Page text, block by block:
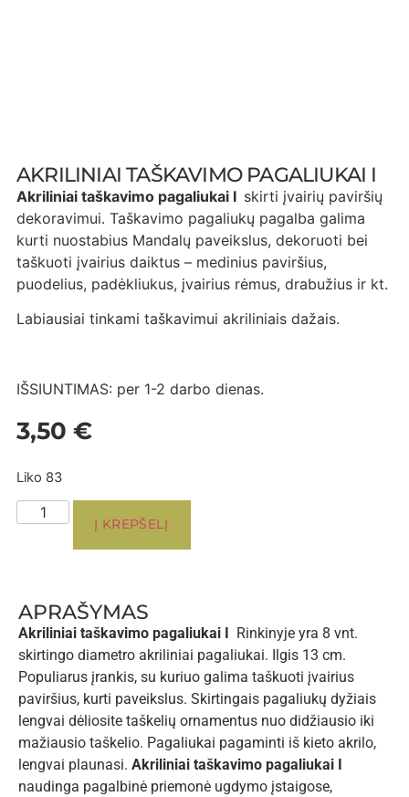
AKRILINIAI TAŠKAVIMO PAGALIUKAI I
Akriliniai taškavimo pagaliukai I skirti įvairių paviršių
dekoravimui. Taškavimo pagaliukų pagalba galima
kurti nuostabius Mandalų paveikslus, dekoruoti bei
taškuoti įvairius daiktus – medinius paviršius,
puodelius, padėkliukus, įvairius rėmus, drabužius ir kt.
Labiausiai tinkami taškavimui akriliniais dažais.
IŠSIUNTIMAS: per 1-2 darbo dienas.
3,50 €
Liko 83
Į KREPŠELĮ
APRAŠYMAS
Akriliniai taškavimo pagaliukai I
Rinkinyje yra 8 vnt.
skirtingo diametro akriliniai pagaliukai. Ilgis 13 cm.
Populiarus įrankis, su kuriuo galima taškuoti įvairius
paviršius, kurti paveikslus. Skirtingais pagaliukų dyžiais
lengvai dėliosite taškelių ornamentus nuo didžiausio iki
mažiausio taškelio. Pagaliukai pagaminti iš kieto akrilo,
lengvai plaunasi. Akriliniai taškavimo pagaliukai I
naudinga pagalbinė priemonė ugdymo įstaigose,